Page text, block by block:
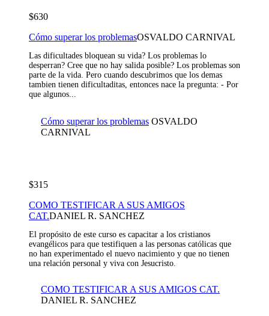
$630
Cómo superar los problemasOSVALDO CARNIVAL
Las dificultades bloquean su vida? Los problemas lo
desperran? Cree que no hay salida posible? Los problemas son
parte de la vida. Pero cuando descubrimos que los demas
tambien tienen dificultaditas, entonces nace la pregunta: - Por
que algunos...
Cómo superar los problemas OSVALDO
CARNIVAL
$315
COMO TESTIFICAR A SUS AMIGOS
CAT.DANIEL R. SANCHEZ
El propósito de este curso es capacitar a los cristianos
evangélicos para que testifiquen a las personas católicas que
no han experimentado el nuevo nacimiento y que no tienen
una relación personal y viva con Jesucristo.
COMO TESTIFICAR A SUS AMIGOS CAT.
DANIEL R. SANCHEZ